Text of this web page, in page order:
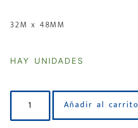
32M x 48MM
HAY UNIDADES
Añadir al carrito